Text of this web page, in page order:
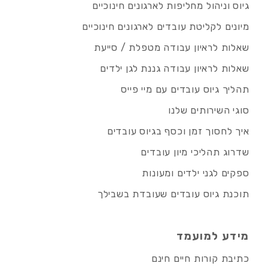
גיוס וניהול מחליפות לארגונים חינוכיים
מיונים לקליטת עובדים לארגונים חינוכיים
שאלות לראיון עבודה מטפלת / סייעת
שאלות לראיון עבודה גננת לגן ילדים
תהליך גיוס עובדים עם מיי פייס
סוגי השירותים שלנו
איך לחסוך זמן וכסף בגיוס עובדים
שדרוג תהליכי מיון עובדים
ספקים לגני ילדים ומעונות
תוכנת גיוס עובדים שעובדת בשבילך
מידע למועמד
כתיבת קורות חיים חינם